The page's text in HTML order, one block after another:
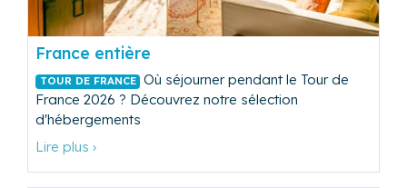
France entière
TOUR DE FRANCE
Où séjourner pendant le Tour de
France 2026 ? Découvrez notre sélection
d'hébergements
Lire plus ›